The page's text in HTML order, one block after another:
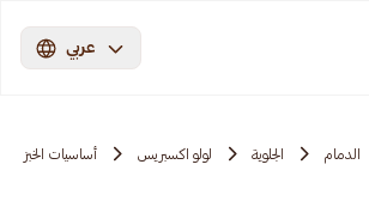
عربي
الدمام الجلوية لولو اكسبريس أساسيات الخبز